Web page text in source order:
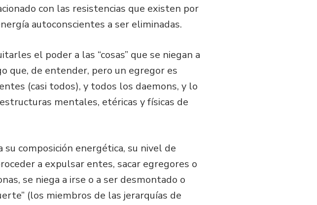
con las resistencias que existen por
autoconscientes a ser eliminadas.
el poder a las “cosas” que se niegan a
que, de entender, pero un egregor es
(casi todos), y todos los daemons, y lo
mentales, etéricas y físicas de
composición energética, su nivel de
a expulsar entes, sacar egregores o
se niega a irse o a ser desmontado o
(los miembros de las jerarquías de